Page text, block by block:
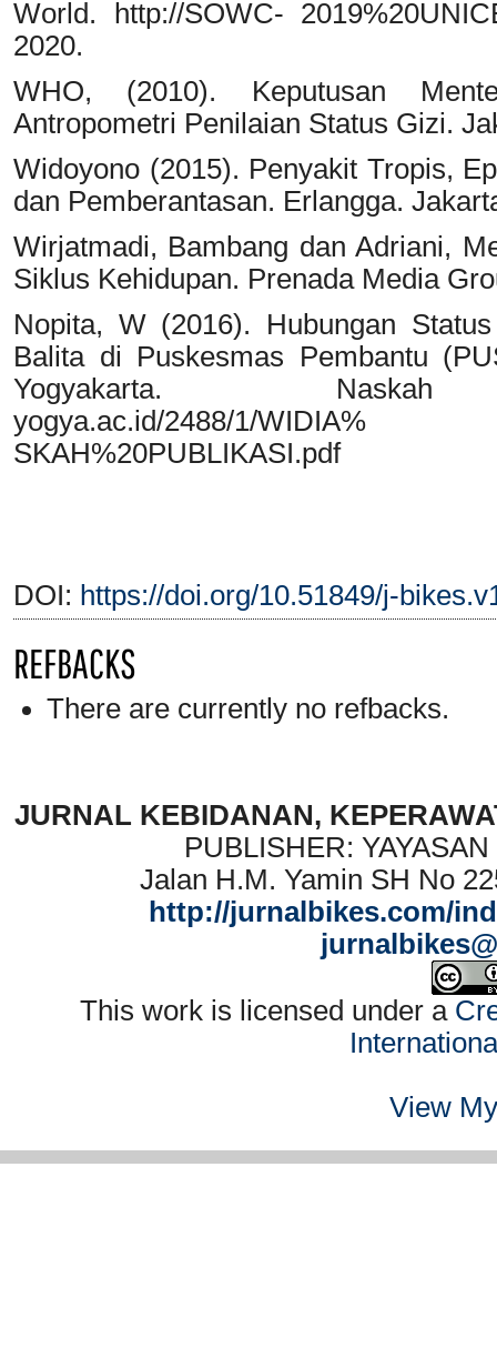
World. http://SOWC-
2020.
WHO, (2010). Keputusan
Antropometri Penilaian Status Gizi.
Widoyono (2015). Penyakit Tropis,
dan Pemberantasan. Erlangga.
Wirjatmadi, Bambang dan Adriani,
Siklus Kehidupan. Prenada Media
Nopita, W (2016). Hubungan
Balita di Puskesmas Pembantu
Yogyakarta. Naskah
yogya.ac.id/2488/1/WIDIA%
SKAH%20PUBLIKASI.pdf
DOI: https://doi.org/10.51849/j-
REFBACKS
There are currently no refbacks.
JURNAL KEBIDANAN,
PUBLISHER:
Jalan H.M. Yamin SH No
http://jurnalbikes.com/
This work is licensed under a
View